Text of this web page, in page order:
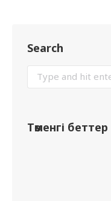
Search
Төменгі беттер